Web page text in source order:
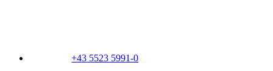
+43 5523 5991-0